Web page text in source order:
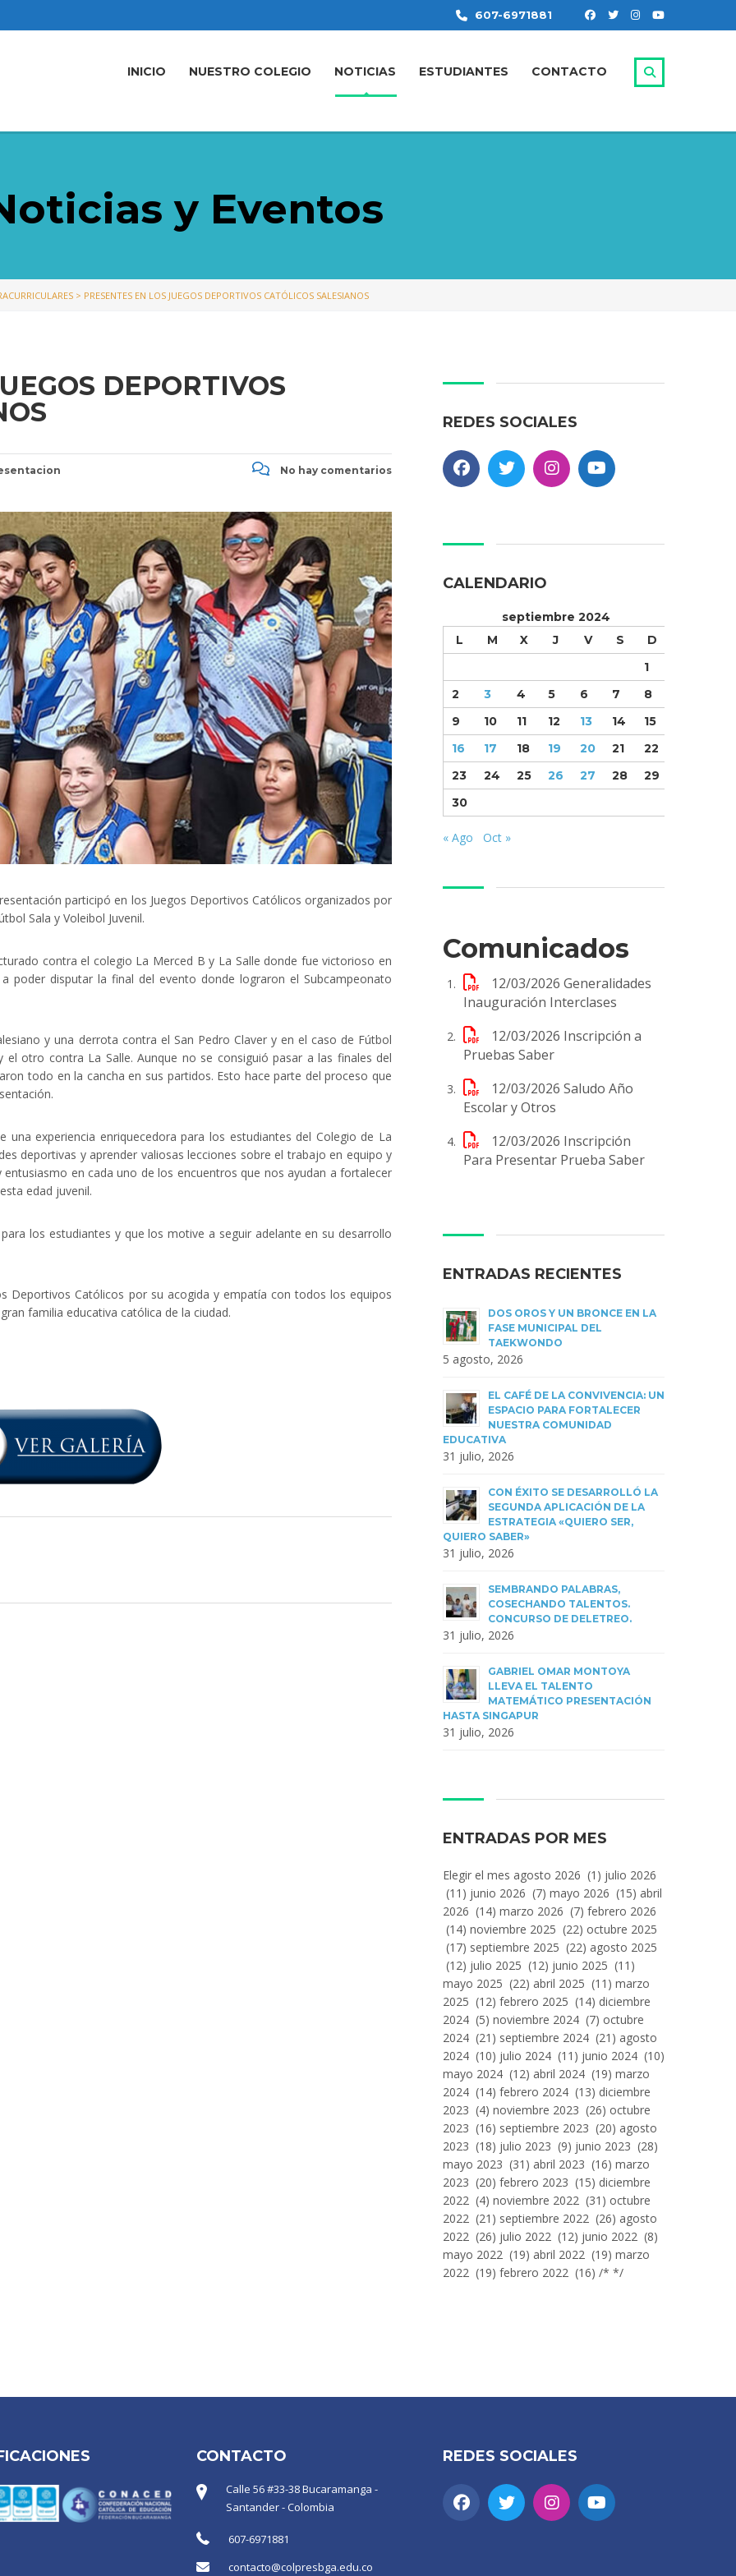
607-6971881
INICIO NUESTRO COLEGIO NOTICIAS ESTUDIANTES CONTACTO
y Eventos
> PRESENTES EN LOS JUEGOS DEPORTIVOS CATÓLICOS SALESIANOS
DEPORTIVOS
No hay comentarios
participó en los Juegos Deportivos Católicos organizados por
Sala y Voleibol Juvenil.
contra el colegio La Merced B y La Salle donde fue victorioso en
poder disputar la final del evento donde lograron el Subcampeonato
y una derrota contra el San Pedro Claver y en el caso de Fútbol
otro contra La Salle. Aunque no se consiguió pasar a las finales del
todo en la cancha en sus partidos. Esto hace parte del proceso que
experiencia enriquecedora para los estudiantes del Colegio de La
deportivas y aprender valiosas lecciones sobre el trabajo en equipo y
en cada uno de los encuentros que nos ayudan a fortalecer
edad juvenil.
los estudiantes y que los motive a seguir adelante en su desarrollo
Deportivos Católicos por su acogida y empatía con todos los equipos
familia educativa católica de la ciudad.
REDES SOCIALES
CALENDARIO
septiembre 2024
L
M X J V S
D
1
2
3 4 5 6 7
8
9
10 11 12 13 14
15
16
17 18 19 20 21
22
23
24 25 26 27 28
29
30
« Ago Oct »
Comunicados
12/03/2026 Generalidades
Inauguración Interclases
12/03/2026 Inscripción a
Pruebas Saber
12/03/2026 Saludo Año
Escolar y Otros
12/03/2026 Inscripción
Para Presentar Prueba Saber
ENTRADAS RECIENTES
DOS OROS Y UN BRONCE EN LA
FASE MUNICIPAL DEL
TAEKWONDO
5 agosto, 2026
EL CAFÉ DE LA CONVIVENCIA: UN
ESPACIO PARA FORTALECER
NUESTRA COMUNIDAD
EDUCATIVA
31 julio, 2026
CON ÉXITO SE DESARROLLÓ LA
SEGUNDA APLICACIÓN DE LA
ESTRATEGIA «QUIERO SER,
QUIERO SABER»
31 julio, 2026
SEMBRANDO PALABRAS,
COSECHANDO TALENTOS.
CONCURSO DE DELETREO.
31 julio, 2026
GABRIEL OMAR MONTOYA
LLEVA EL TALENTO
MATEMÁTICO PRESENTACIÓN
HASTA SINGAPUR
31 julio, 2026
ENTRADAS POR MES
Entradas
Por
Mes
Elegir el mes agosto 2026 (1) julio 2026
(11) junio 2026 (7) mayo 2026 (15) abril
2026 (14) marzo 2026 (7) febrero 2026
(14) noviembre 2025 (22) octubre 2025
(17) septiembre 2025 (22) agosto 2025
(12) julio 2025 (12) junio 2025 (11)
mayo 2025 (22) abril 2025 (11) marzo
2025 (12) febrero 2025 (14) diciembre
2024 (5) noviembre 2024 (7) octubre
2024 (21) septiembre 2024 (21) agosto
2024 (10) julio 2024 (11) junio 2024 (10)
mayo 2024 (12) abril 2024 (19) marzo
2024 (14) febrero 2024 (13) diciembre
2023 (4) noviembre 2023 (26) octubre
2023 (16) septiembre 2023 (20) agosto
2023 (18) julio 2023 (9) junio 2023 (28)
mayo 2023 (31) abril 2023 (16) marzo
2023 (20) febrero 2023 (15) diciembre
2022 (4) noviembre 2022 (31) octubre
2022 (21) septiembre 2022 (26) agosto
2022 (26) julio 2022 (12) junio 2022 (8)
mayo 2022 (19) abril 2022 (19) marzo
2022 (19) febrero 2022 (16) /* */
CONTACTO
Calle 56 #33-38 Bucaramanga -
Santander - Colombia
607-6971881
contacto@colpresbga.edu.co
REDES SOCIALES